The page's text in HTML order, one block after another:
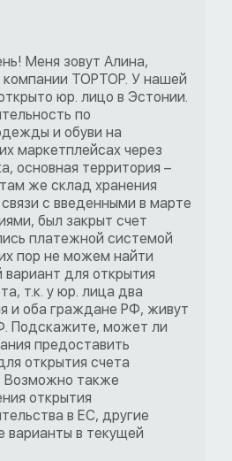
Меня зовут Алина,
TOPTOP. У нашей
юр. лицо в Эстонии.
по
и обуви на
маркетплейсах через
основная территория –
же склад хранения
с введенными в марте
был закрыт счет
платежной системой
пор не можем найти
вариант для открытия
т.к. у юр. лица два
и оба граждане РФ, живут
Подскажите, может ли
предоставить
открытия счета
Возможно также
открытия
в ЕС, другие
варианты в текущей